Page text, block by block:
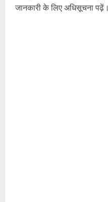
जानकारी के लिए अधिसूचना पढ़ें।